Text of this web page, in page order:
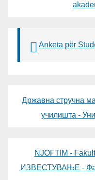
Anketa për
Државна стручна
училишта -
NJOFTIM -
ИЗВЕСТУВАЊЕ -